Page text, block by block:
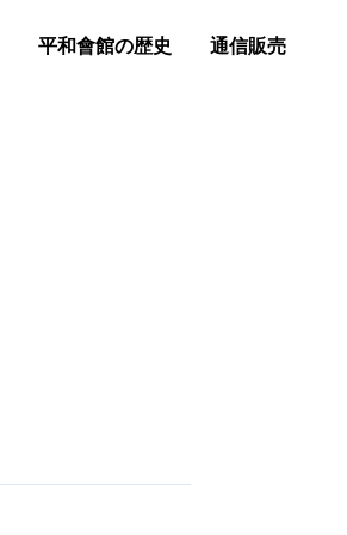
平和會館の歴史 通信販売